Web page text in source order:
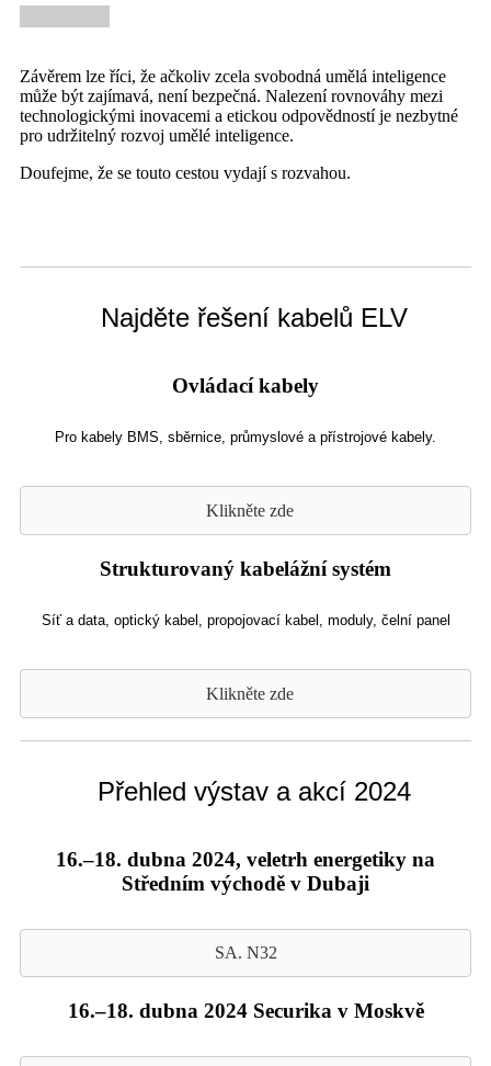
Závěrem lze říci, že ačkoliv zcela svobodná umělá inteligence
může být zajímavá, není bezpečná. Nalezení rovnováhy mezi
technologickými inovacemi a etickou odpovědností je nezbytné
pro udržitelný rozvoj umělé inteligence.
Doufejme, že se touto cestou vydají s rozvahou.
Najděte řešení kabelů ELV
Ovládací kabely
Pro kabely BMS, sběrnice, průmyslové a přístrojové kabely.
Klikněte zde
Strukturovaný kabelážní systém
Síť a data, optický kabel, propojovací kabel, moduly, čelní panel
Klikněte zde
Přehled výstav a akcí 2024
16.–18. dubna 2024, veletrh energetiky na
Středním východě v Dubaji
SA. N32
16.–18. dubna 2024 Securika v Moskvě